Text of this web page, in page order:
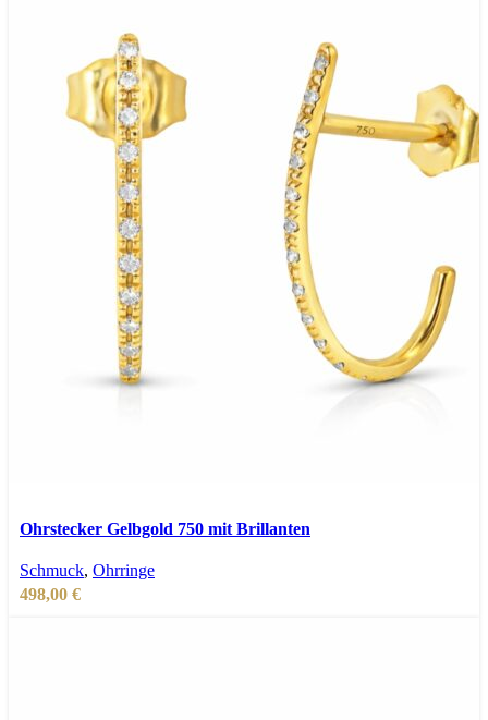
Schnellansicht
Ohrstecker Gelbgold 750 mit Brillanten
Schmuck, Ohrringe
498,00 €